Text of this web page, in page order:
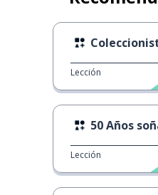
Lección
50 Años
Lección